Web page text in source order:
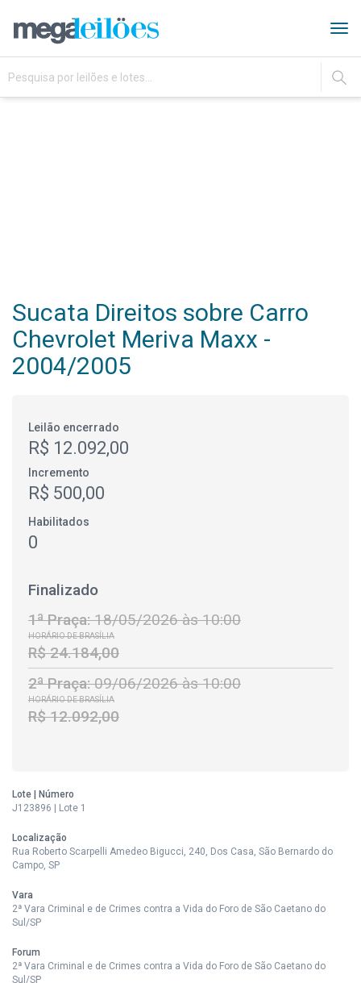
IR
Sucata Direitos sobre Carro
Chevrolet Meriva Maxx -
2004/2005
Leilão encerrado
R$ 12.092,00
Incremento
R$ 500,00
Habilitados
0
Finalizado
1ª Praça:18/05/2026 às 10:00
HORÁRIO DE BRASÍLIA
R$ 24.184,00
2ª Praça:09/06/2026 às 10:00
HORÁRIO DE BRASÍLIA
R$ 12.092,00
Lote | Número
J123896 | Lote 1
Localização
Rua Roberto Scarpelli Amedeo Bigucci, 240, Dos Casa, São Bernardo do
Campo, SP
Vara
2ª Vara Criminal e de Crimes contra a Vida do Foro de São Caetano do
Sul/SP
Forum
2ª Vara Criminal e de Crimes contra a Vida do Foro de São Caetano do
Sul/SP